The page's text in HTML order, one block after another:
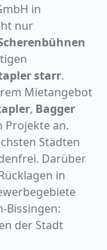
in
nur
starr.
Mietangebot
, Bagger
an.
Städten
Darüber
in
Bissingen:
der Stadt